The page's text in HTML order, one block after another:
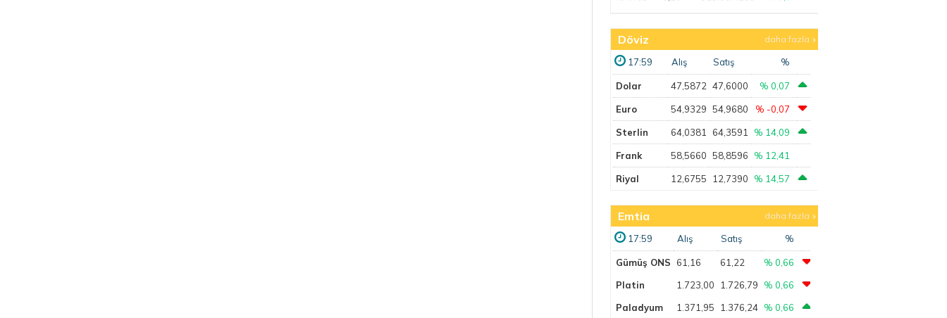
Döviz daha fazla
17:59 Alış Satış %
Dolar 47,5872 47,6000 % 0,07
Euro 54,9329 54,9680 % -0,07
Sterlin 64,0381 64,3591 % 14,09
Frank 58,5660 58,8596 % 12,41
Riyal 12,6755 12,7390 % 14,57
Emtia daha fazla
17:59 Alış Satış %
Gümüş ONS 61,16 61,22
% 0,66
Platin
1.723,00 1.726,79
% 0,66
Paladyum
1.371,95 1.376,24 % 0,66